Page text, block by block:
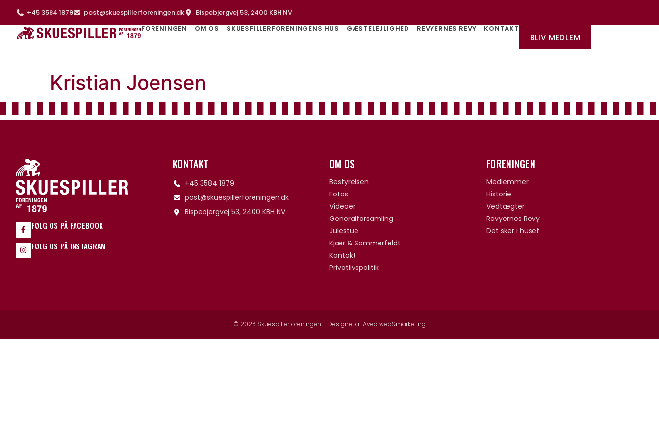
+45 3584 1879 post@skuespillerforeningen.dk
Bispebjergvej 53, 2400 KBH NV
FORENINGEN
OM OS SKUESPILLERFORENINGENS HUS GÆSTELEJLIGHED REVYERNES REVY KONTAKT
BLIV MEDLEM
Kristian Joensen
FØLG OS PÅ FACEBOOK
FØLG OS PÅ INSTAGRAM
KONTAKT
+45 3584 1879
post@skuespillerforeningen.dk
Bispebjergvej 53, 2400 KBH NV
OM OS
Bestyrelsen
Fotos
Videoer
Generalforsamling
Julestue
Kjær & Sommerfeldt
Kontakt
Privatlivspolitik
FORENINGEN
Medlemmer
Historie
Vedtægter
Revyernes Revy
Det sker i huset
© 2026 Skuespillerforeningen – Designet afAveo web&marketing